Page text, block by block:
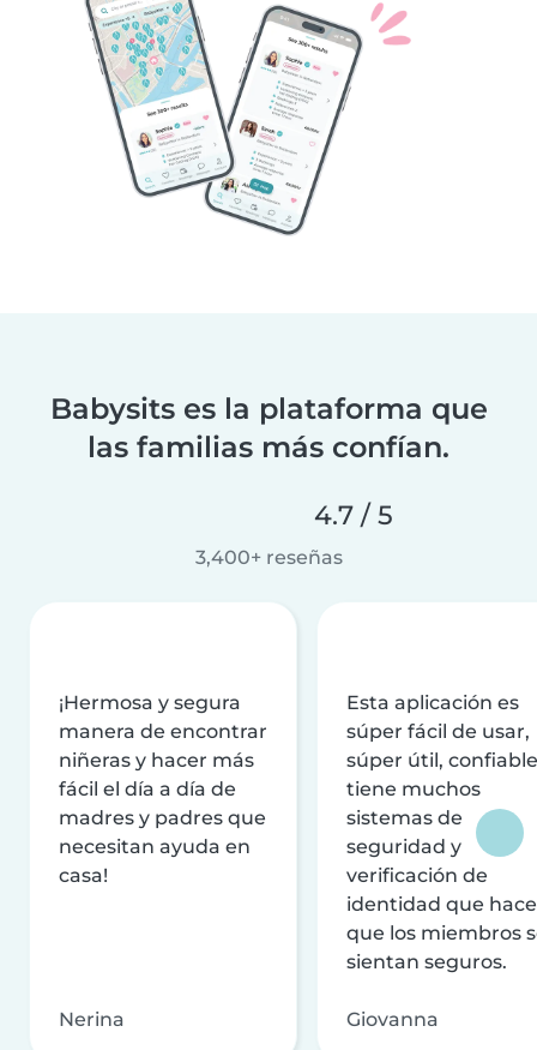
Babysits es la plataforma que
las familias más confían.
4.7 / 5
3,400+ reseñas
¡Hermosa y segura
manera de encontrar
niñeras y hacer más
fácil el día a día de
madres y padres que
necesitan ayuda en
casa!
Nerina
Esta aplicación es
súper fácil de usar,
súper útil,
tiene muchos
sistemas de
seguridad y
verificación de
identidad que
que los miembros
sientan seguros.
Giovanna